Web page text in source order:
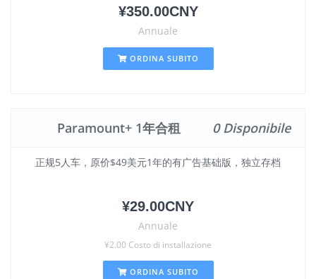
¥350.00CNY
Annuale
ORDINA SUBITO
Paramount+ 1年合租 0 Disponibile
正规5人车，原价$49美元1年的有广告基础版，独立存档
¥29.00CNY
Annuale
¥2.00 Costo di installazione
ORDINA SUBITO